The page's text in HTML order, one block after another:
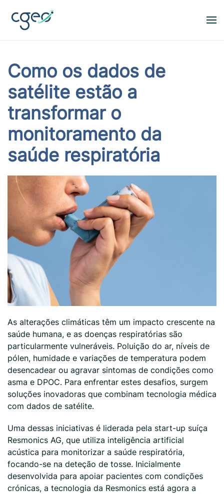
Skip to main content
Como os dados de
satélite estão a
transformar o
monitoramento da
saúde respiratória
As alterações climáticas têm um impacto crescente na
saúde humana, e as doenças respiratórias são
particularmente vulneráveis. Poluição do ar, níveis de
pólen, humidade e variações de temperatura podem
desencadear ou agravar sintomas de condições como
asma e DPOC. Para enfrentar estes desafios, surgem
soluções inovadoras que combinam tecnologia médica
com dados de satélite.
Uma dessas iniciativas é liderada pela start-up suíça
Resmonics AG, que utiliza inteligência artificial
acústica para monitorizar a saúde respiratória,
focando-se na deteção de tosse. Inicialmente
desenvolvida para apoiar pacientes com condições
crónicas, a tecnologia da Resmonics está agora a